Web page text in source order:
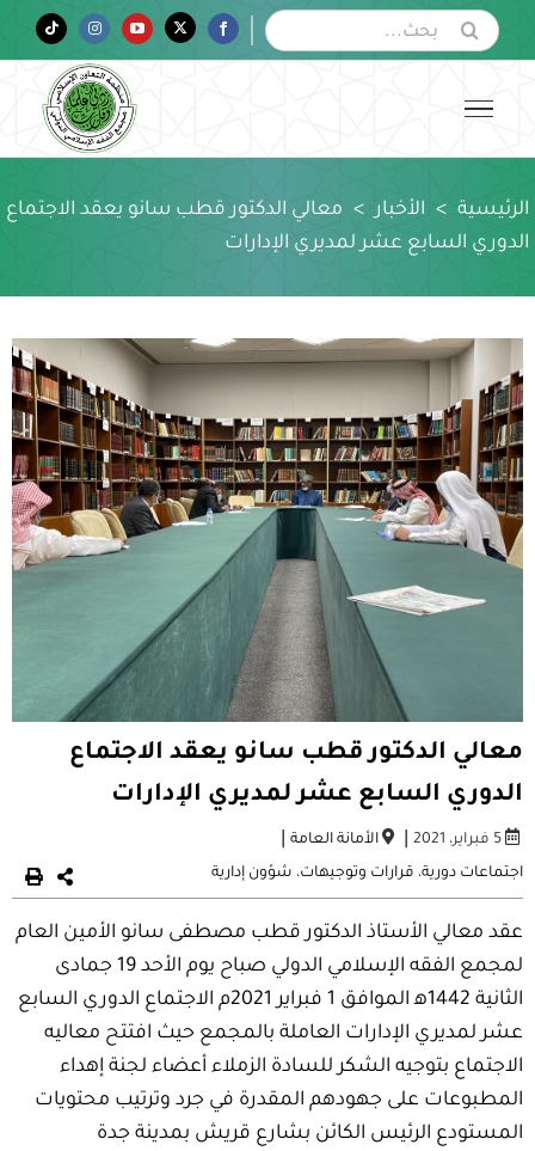
البحث
عن:
Facebook
Twitter
YouTube
Instagram
Tiktok
الرئيسية > الأخبار > معالي الدكتور قطب سانو يعقد الاجتماع
الدوري السابع عشر لمديري الإدارات
معالي الدكتور قطب سانو يعقد الاجتماع
الدوري السابع عشر لمديري الإدارات
5 فبراير، 2021 | الأمانة العامة|
اجتماعات دورية، قرارات وتوجيهات، شؤون إدارية
عقد معالي الأستاذ الدكتور قطب مصطفى سانو الأمين العام
لمجمع الفقه الإسلامي الدولي صباح يوم الأحد 19 جمادى
الثانية 1442ه‍ الموافق 1 فبراير 2021م الاجتماع الدوري السابع
عشر لمديري الإدارات العاملة بالمجمع حيث افتتح معاليه
الاجتماع بتوجيه الشكر للسادة الزملاء أعضاء لجنة إهداء
المطبوعات على جهودهم المقدرة في جرد وترتيب محتويات
المستودع الرئيس الكائن بشارع قريش بمدينة جدة